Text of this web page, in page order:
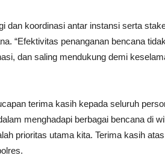
dan koordinasi antar instansi serta
“Efektivitas penanganan bencana
dan saling mendukung demi
terima kasih kepada seluruh
menghadapi berbagai bencana di
prioritas utama kita. Terima kasih